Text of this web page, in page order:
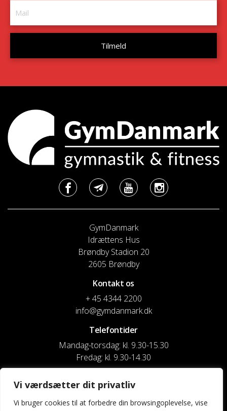
Vi værdsætter dit privatliv
Vi bruger cookies til at forbedre din browsingoplevelse, vise
GymDanmark
Idrættens Hus
Brøndby Stadion 20
2605 Brøndby
Kontakt os
+ 45 4344 2200
info@gymdanmark.dk
Telefontider
Mandag-torsdag: kl. 9.30-15.30
Fredag: kl. 9.30-14.30
CVR nr. 20916818
Reg. & Kontonr.: 4180 3119119022